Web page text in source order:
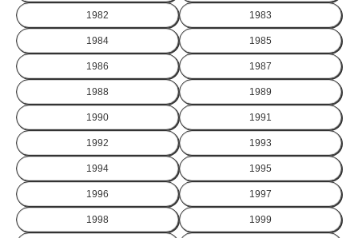
1982 1983
1984 1985
1986 1987
1988 1989
1990 1991
1992 1993
1994 1995
1996 1997
1998 1999